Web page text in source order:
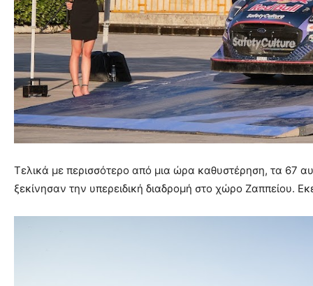
Τελικά με περισσότερο από μια ώρα καθυστέρηση, τα 67
ξεκίνησαν την υπερειδική διαδρομή στο χώρο Ζαππείου.